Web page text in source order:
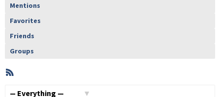
Mentions
Favorites
Friends
Groups
Member